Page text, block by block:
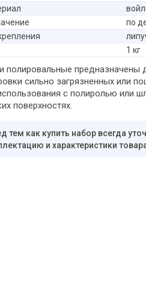
по
1 кг
полировальные предназначены
сильно загрязненных или
с полиролью или
поверхностях.
тем как купить набор всегда
и характеристики